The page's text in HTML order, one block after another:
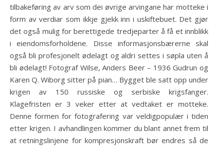
tilbakeføring av arv som dei øvrige arvingane har motteke i
form av verdiar som ikkje gjekk inn i uskiftebuet. Det gjør
det også mulig for berettigede tredjeparter å få et innblikk
i eiendomsforholdene. Disse informasjonsbærerne skal
også bli profesjonelt ødelagt og aldri settes i søpla uten å
bli ødelagt! Fotograf Wilse, Anders Beer – 1936 Gudrun og
Karen Q. Wiborg sitter på pian… Bygget ble satt opp under
krigen av 150 russiske og serbiske krigsfanger.
Klagefristen er 3 veker etter at vedtaket er motteke.
Denne formen for fotografering var veldigpopulær i tiden
etter krigen. I avhandlingen kommer du blant annet frem til
at retningslinjene for kompresjonskraft bør endres så de